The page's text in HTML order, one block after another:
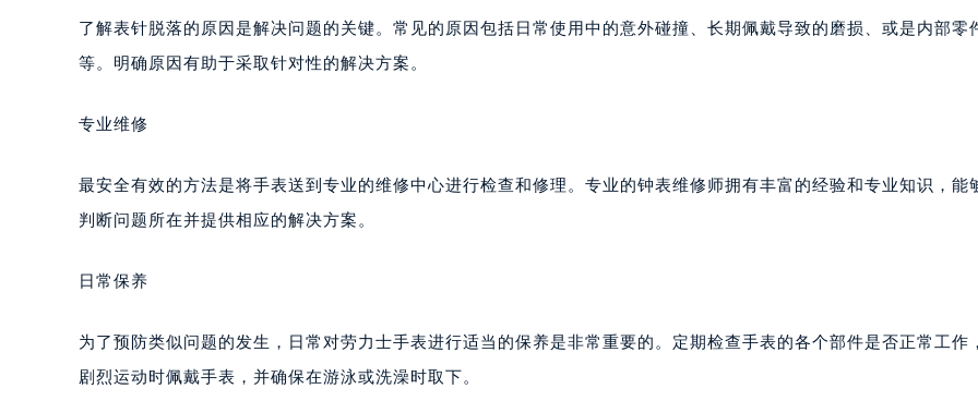
了解表针脱落的原因是解决问题的关键。常见的原因包括日常使用中的意外碰撞、长期佩戴导致的磨损、或是内部零
等。明确原因有助于采取针对性的解决方案。
专业维修
最安全有效的方法是将手表送到专业的维修中心进行检查和修理。专业的钟表维修师拥有丰富的经验和专业知识，能
判断问题所在并提供相应的解决方案。
日常保养
为了预防类似问题的发生，日常对劳力士手表进行适当的保养是非常重要的。定期检查手表的各个部件是否正常工作
剧烈运动时佩戴手表，并确保在游泳或洗澡时取下。